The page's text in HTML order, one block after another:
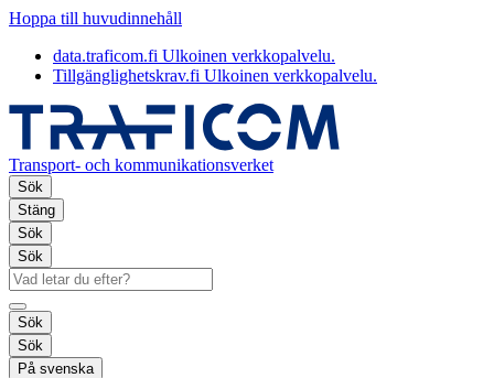
Hoppa till huvudinnehåll
data.traficom.fi Ulkoinen verkkopalvelu.
Tillgänglighetskrav.fi Ulkoinen verkkopalvelu.
Transport- och kommunikationsverket
Sök
Stäng
Sök
Sök
Sök
Sök
På svenska